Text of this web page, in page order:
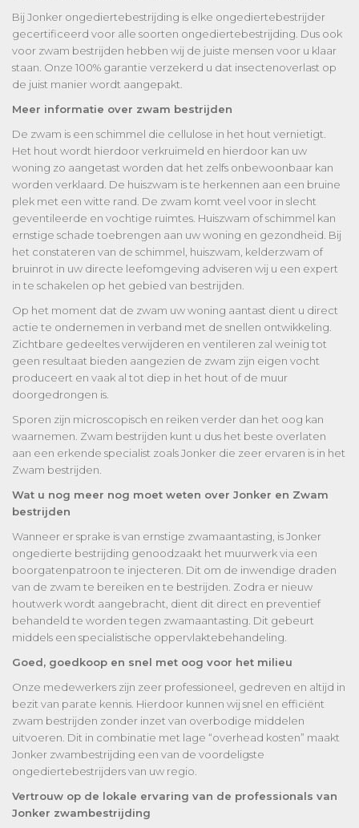
Bij Jonker ongediertebestrijding is elke ongediertebestrijder
gecertificeerd voor alle soorten ongediertebestrijding. Dus ook
voor zwam bestrijden hebben wij de juiste mensen voor u klaar
staan. Onze 100% garantie verzekerd u dat insectenoverlast op
de juist manier wordt aangepakt.
Meer informatie over zwam bestrijden
De zwam is een schimmel die cellulose in het hout vernietigt.
Het hout wordt hierdoor verkruimeld en hierdoor kan uw
woning zo aangetast worden dat het zelfs onbewoonbaar kan
worden verklaard. De huiszwam is te herkennen aan een bruine
plek met een witte rand. De zwam komt veel voor in slecht
geventileerde en vochtige ruimtes. Huiszwam of schimmel kan
ernstige schade toebrengen aan uw woning en gezondheid. Bij
het constateren van de schimmel, huiszwam, kelderzwam of
bruinrot in uw directe leefomgeving adviseren wij u een expert
in te schakelen op het gebied van bestrijden.
Op het moment dat de zwam uw woning aantast dient u direct
actie te ondernemen in verband met de snellen ontwikkeling.
Zichtbare gedeeltes verwijderen en ventileren zal weinig tot
geen resultaat bieden aangezien de zwam zijn eigen vocht
produceert en vaak al tot diep in het hout of de muur
doorgedrongen is.
Sporen zijn microscopisch en reiken verder dan het oog kan
waarnemen. Zwam bestrijden kunt u dus het beste overlaten
aan een erkende specialist zoals Jonker die zeer ervaren is in het
Zwam bestrijden.
Wat u nog meer nog moet weten over Jonker en Zwam
bestrijden
Wanneer er sprake is van ernstige zwamaantasting, is Jonker
ongedierte bestrijding genoodzaakt het muurwerk via een
boorgatenpatroon te injecteren. Dit om de inwendige draden
van de zwam te bereiken en te bestrijden. Zodra er nieuw
houtwerk wordt aangebracht, dient dit direct en preventief
behandeld te worden tegen zwamaantasting. Dit gebeurt
middels een specialistische oppervlaktebehandeling.
Goed, goedkoop en snel met oog voor het milieu
Onze medewerkers zijn zeer professioneel, gedreven en altijd in
bezit van parate kennis. Hierdoor kunnen wij snel en efficiënt
zwam bestrijden zonder inzet van overbodige middelen
uitvoeren. Dit in combinatie met lage “overhead kosten” maakt
Jonker zwambestrijding een van de voordeligste
ongediertebestrijders van uw regio.
Vertrouw op de lokale ervaring van de professionals van
Jonker zwambestrijding